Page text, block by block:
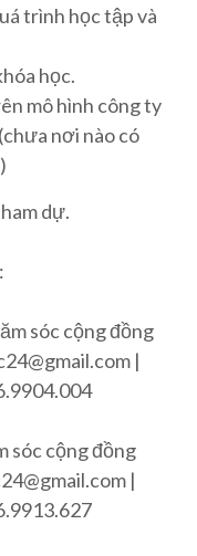
trình học tập và
học.
mô hình công ty
nơi nào có
dự.
sóc cộng đồng
|
sóc cộng đồng
|